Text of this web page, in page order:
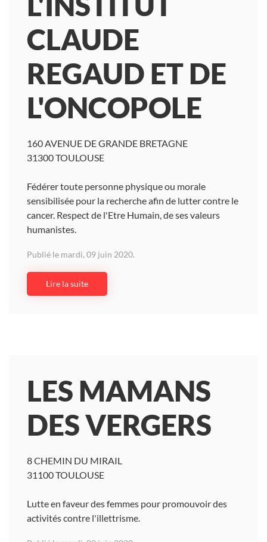
CLAUDE
REGAUD ET DE
L'ONCOPOLE
160 AVENUE DE GRANDE BRETAGNE
31300 TOULOUSE
Fédérer toute personne physique ou morale
sensibilisée pour la recherche afin de lutter contre le
cancer. Respect de l'Etre Humain, de ses valeurs
humanistes.
Publié le mardi, 09 juin 2020.
Lire la suite
LES MAMANS
DES VERGERS
8 CHEMIN DU MIRAIL
31100 TOULOUSE
Lutte en faveur des femmes pour promouvoir des
activités contre l'illettrisme.